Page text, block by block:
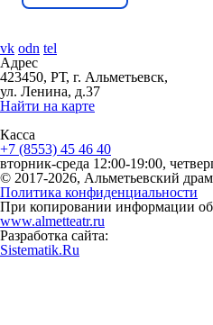
vk odn tel
Адрес
423450, РТ, г. Альметьевск,
ул. Ленина, д.37
Найти на карте
Касса
+7 (8553) 45 46 40
вторник-среда 12:00-19:00,
© 2017-2026, Альметьевский
Политика конфиденциальности
При копировании информации
www.almetteatr.ru
Разработка сайта:
Sistematik.Ru